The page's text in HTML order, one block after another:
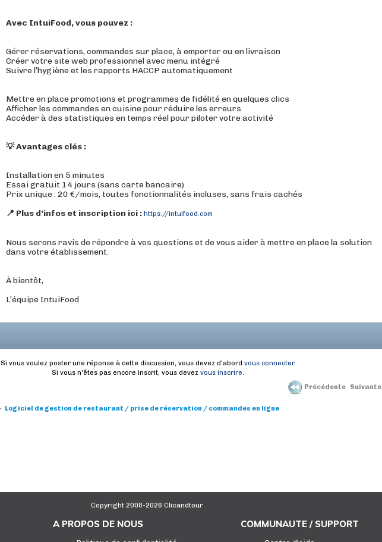
Avec IntuiFood, vous pouvez :
Gérer réservations, commandes sur place, à emporter ou en livraison
Créer votre site web professionnel avec menu intégré
Suivre l’hygiène et les rapports HACCP automatiquement
Mettre en place promotions et programmes de fidélité en quelques clics
Afficher les commandes en cuisine pour réduire les erreurs
Accéder à des statistiques en temps réel pour piloter votre activité
💡 Avantages clés :
Installation en 5 minutes
Essai gratuit 14 jours (sans carte bancaire)
Prix unique : 20 €/mois, toutes fonctionnalités incluses, sans frais cachés
📍 Plus d’infos et inscription ici : https://intuifood.com
Nous serons ravis de répondre à vos questions et de vous aider à mettre en place la solution
dans votre établissement.
À bientôt,
L’équipe IntuiFood
Si vous voulez poster une réponse à cette discussion, vous devez d'abord vous connecter.
Si vous n'êtes pas encore inscrit, vous devez vous inscrire.
Précédente
Suivante
Logiciel de gestion de restaurant / prise de réservation / commandes en ligne
Copyright 2008-2026 Clicandtour
A PROPOS DE NOUS COMMUNAUTE / SUPPORT